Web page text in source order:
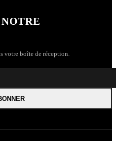
votre boîte de réception.